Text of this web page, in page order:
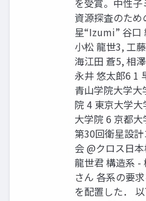
資源探査のた
星“Izumi” ⾕⼝
⼩松 ⿓世3, ⼯
海江⽥ 蒼5, 相
永井 悠太郎6 1
⻘⼭学院⼤学
院 4 東京⼤学
⼤学院 6 京都
第30回衛星設
会 @クロス⽇
龍世君 構造系 -
さん 各系の要
を配置した．